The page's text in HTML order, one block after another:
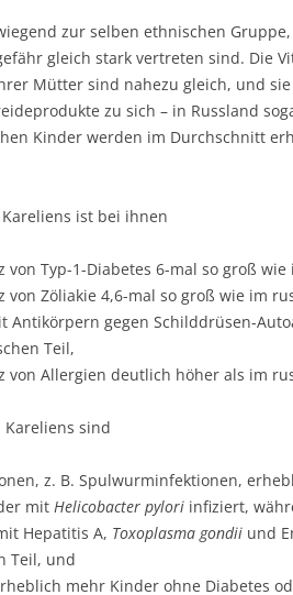
zur selben ethnischen
gleich stark vertreten sind. Die
Mütter sind nahezu gleich, und
zu sich – in Russland
Kinder werden im Durchschnitt
ist bei ihnen
von Typ-1-Diabetes 6-mal so groß
von Zöliakie 4,6-mal so groß wie im
Antikörpern gegen Schilddrüsen-
Teil,
von Allergien deutlich höher als im
Kareliens sind
z. B. Spulwurminfektionen,
mit Helicobacter pylori infiziert,
Hepatitis A, Toxoplasma gondii und
Teil, und
mehr Kinder ohne Diabetes